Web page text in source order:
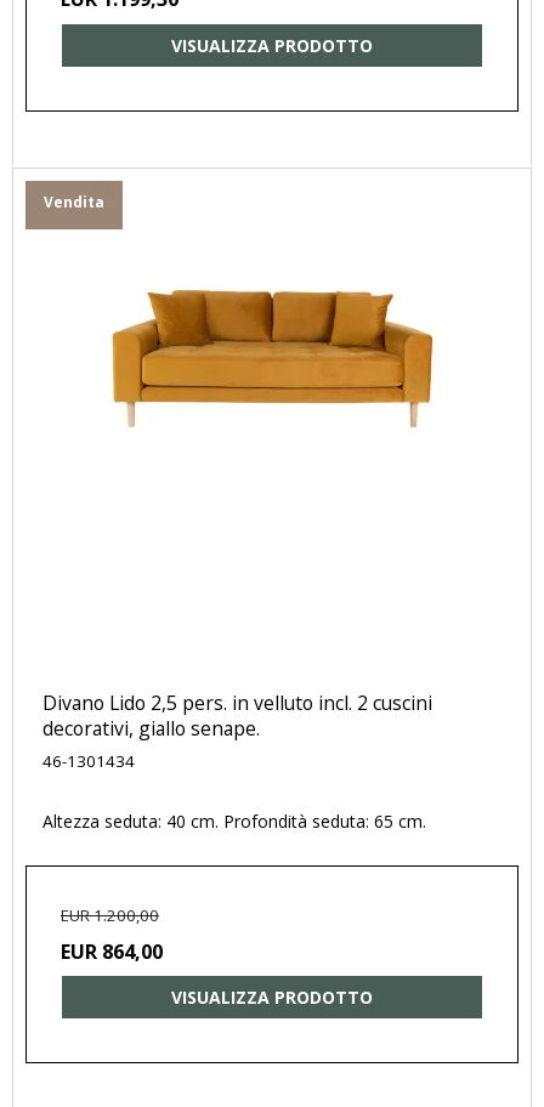
VISUALIZZA PRODOTTO
Vendita
Divano Lido 2,5 pers. in velluto incl. 2 cuscini
decorativi, giallo senape.
46-1301434
Altezza seduta: 40 cm. Profondità seduta: 65 cm.
EUR 1.200,00
EUR 864,00
VISUALIZZA PRODOTTO